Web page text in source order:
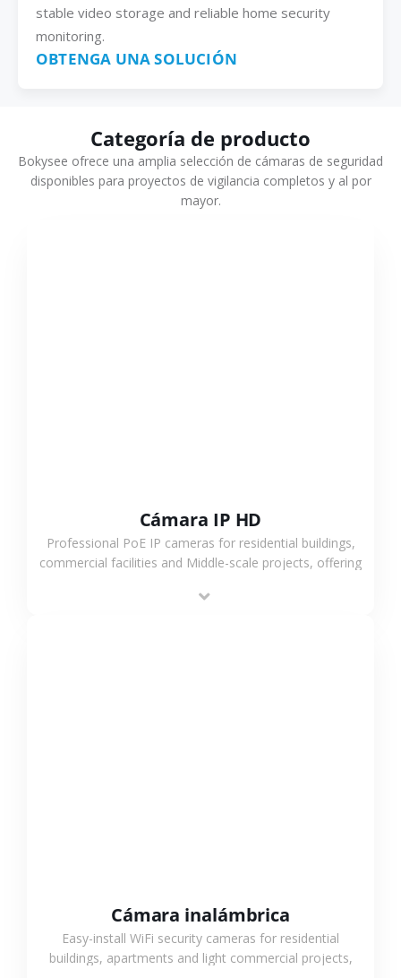
stable video storage and reliable home security
monitoring.
OBTENGA UNA SOLUCIÓN
Categoría de producto
Bokysee ofrece una amplia selección de cámaras de seguridad
disponibles para proyectos de vigilancia completos y al por
mayor.
Cámara IP HD
Professional PoE IP cameras for residential buildings,
commercial facilities and Middle-scale projects, offering
support.
Cámara inalámbrica
Easy-install WiFi security cameras for residential
buildings, apartments and light commercial projects,